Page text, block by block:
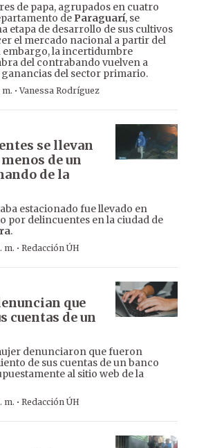
de papa, agrupados en cuatro
de Paraguarí, se
etapa de desarrollo de sus cultivos
el mercado nacional a partir del
embargo, la incertidumbre
del contrabando vuelven a
del sector primario.
m. ·Vanessa Rodríguez
se llevan
de un
de la
estacionado fue llevado en
por delincuentes en la ciudad de
.
m. · Redacción ÚH
que
cuentas de un
denunciaron que fueron
de sus cuentas de un banco
al sitio web de la
m. · Redacción ÚH